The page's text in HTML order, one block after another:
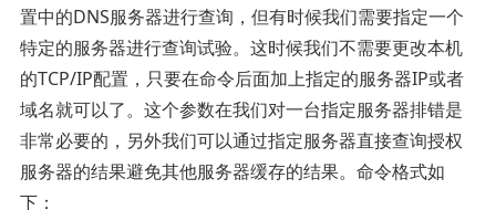
置中的DNS服务器进行查询，但有时候我们需要指定一个
特定的服务器进行查询试验。这时候我们不需要更改本机
的TCP/IP配置，只要在命令后面加上指定的服务器IP或者
域名就可以了。这个参数在我们对一台指定服务器排错是
非常必要的，另外我们可以通过指定服务器直接查询授权
服务器的结果避免其他服务器缓存的结果。命令格式如
下：